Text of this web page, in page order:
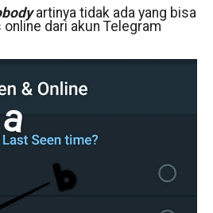
artinya tidak ada yang bisa
dari akun Telegram